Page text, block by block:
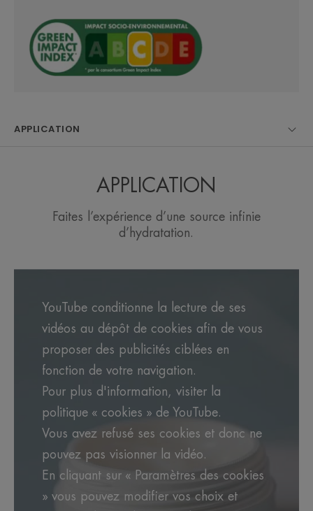
Avantages
• HYDRATE et matifie la peau.
• ÉCLAIRCIT le teint.
TEXTURE ENVIRONNEMENT
Avantage de la texture
Un gel-crème onctueux qui fusionne immédiatement avec la
peau pour la désaltérer.
Senteur du contenu
Douce et légère
APPLICATION
APPLICATION
Faites l’expérience d’une source infinie
d’hydratation.
YouTube conditionne la lecture de ses
vidéos au dépôt de cookies afin de vous
proposer des publicités ciblées en
fonction de votre navigation.
Pour plus d'information, visiter la
politique « cookies » de YouTube.
Vous avez refusé ses cookies et donc ne
pouvez pas visionner la vidéo.
En cliquant sur « Paramètres des cookies
» vous pouvez modifier vos choix et